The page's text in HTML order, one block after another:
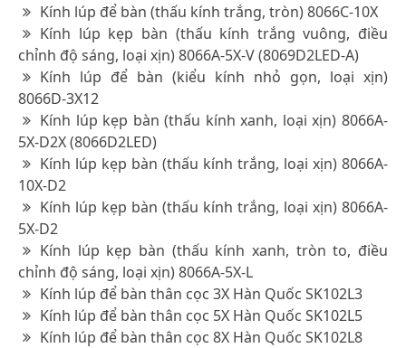
Kính lúp để bàn (thấu kính trắng, tròn) 8066C-10X
Kính lúp kẹp bàn (thấu kính trắng vuông, điều
chỉnh độ sáng, loại xịn) 8066A-5X-V (8069D2LED-A)
Kính lúp để bàn (kiểu kính nhỏ gọn, loại xịn)
8066D-3X12
Kính lúp kẹp bàn (thấu kính xanh, loại xịn) 8066A-
5X-D2X (8066D2LED)
Kính lúp kẹp bàn (thấu kính trắng, loại xịn) 8066A-
10X-D2
Kính lúp kẹp bàn (thấu kính trắng, loại xịn) 8066A-
5X-D2
Kính lúp kẹp bàn (thấu kính xanh, tròn to, điều
chỉnh độ sáng, loại xịn) 8066A-5X-L
Kính lúp để bàn thân cọc 3X Hàn Quốc SK102L3
Kính lúp để bàn thân cọc 5X Hàn Quốc SK102L5
Kính lúp để bàn thân cọc 8X Hàn Quốc SK102L8